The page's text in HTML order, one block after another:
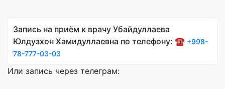
Запись на приём к врачу Убайдуллаева
Юлдузхон Хамидуллаевна по телефону: ☎️ +998-
78-777-03-03
Или запись через телеграм: